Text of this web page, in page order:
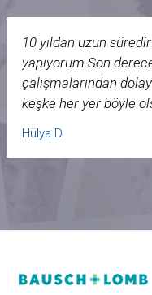
10 yıldan uzun
yapıyorum.Son
çalışmalarından
keşke her yer böyle
ettim numaralarım
dolayı sonsuz
gelince ben çok
Hülya D.